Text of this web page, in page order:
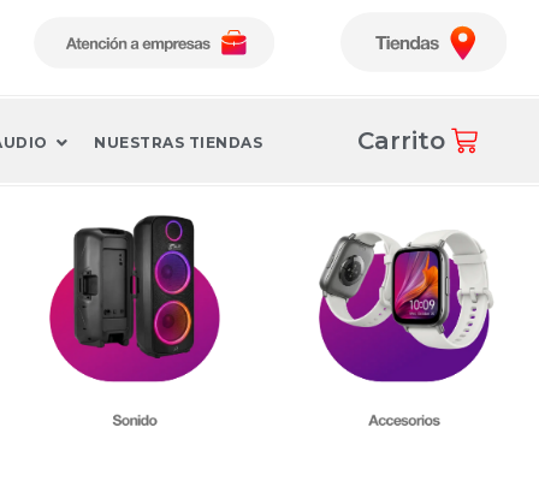
NUESTRAS TIENDAS Carrito